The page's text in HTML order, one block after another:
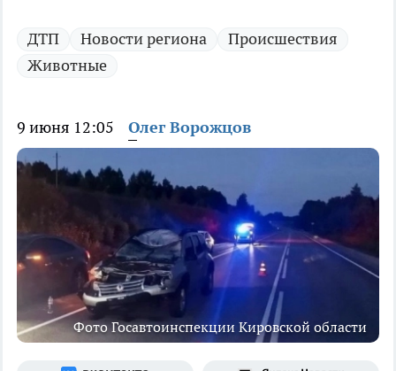
ДТП Новости региона
Происшествия
Животные
9 июня 12:05 Олег Ворожцов
Фото Госавтоинспекции Кировской области